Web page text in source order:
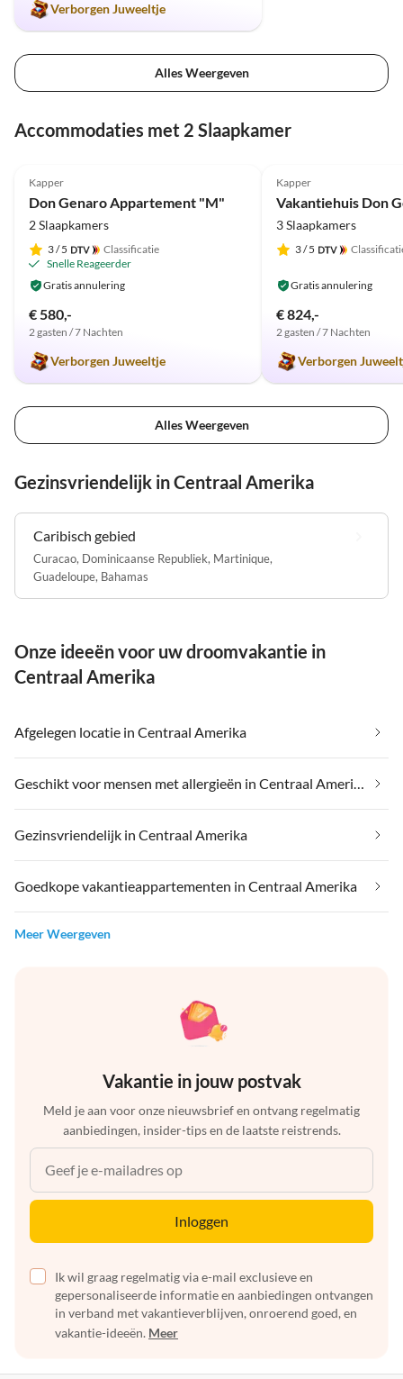
Verborgen Juweeltje
Alles Weergeven
Accommodaties met 2 Slaapkamer
Kapper
Don Genaro Appartement "M"
2 Slaapkamers
3/ 5
Classificatie
Snelle Reageerder
Gratis annulering
€ 580,-
2 gasten / 7 Nachten
Verborgen Juweeltje
Kapper
3 Slaapkamers
3/ 5
Gratis annulering
€ 824,-
2 gasten / 7 Nachten
Verborgen
Alles Weergeven
Gezinsvriendelijk in Centraal Amerika
Caribisch gebied
Curacao, Dominicaanse Republiek, Martinique,
Guadeloupe, Bahamas
Onze ideeën voor uw droomvakantie in
Centraal Amerika
Afgelegen locatie in Centraal Amerika
Geschikt voor mensen met allergieën in Centraal Amerika
Gezinsvriendelijk in Centraal Amerika
Goedkope vakantieappartementen in Centraal Amerika
Meer Weergeven
Vakantie in jouw postvak
Meld je aan voor onze nieuwsbrief en ontvang regelmatig
aanbiedingen, insider-tips en de laatste reistrends.
Inloggen
Ik wil graag regelmatig via e-mail exclusieve en
gepersonaliseerde informatie en aanbiedingen ontvangen
in verband met vakantieverblijven, onroerend goed, en
vakantie-ideeën. Meer